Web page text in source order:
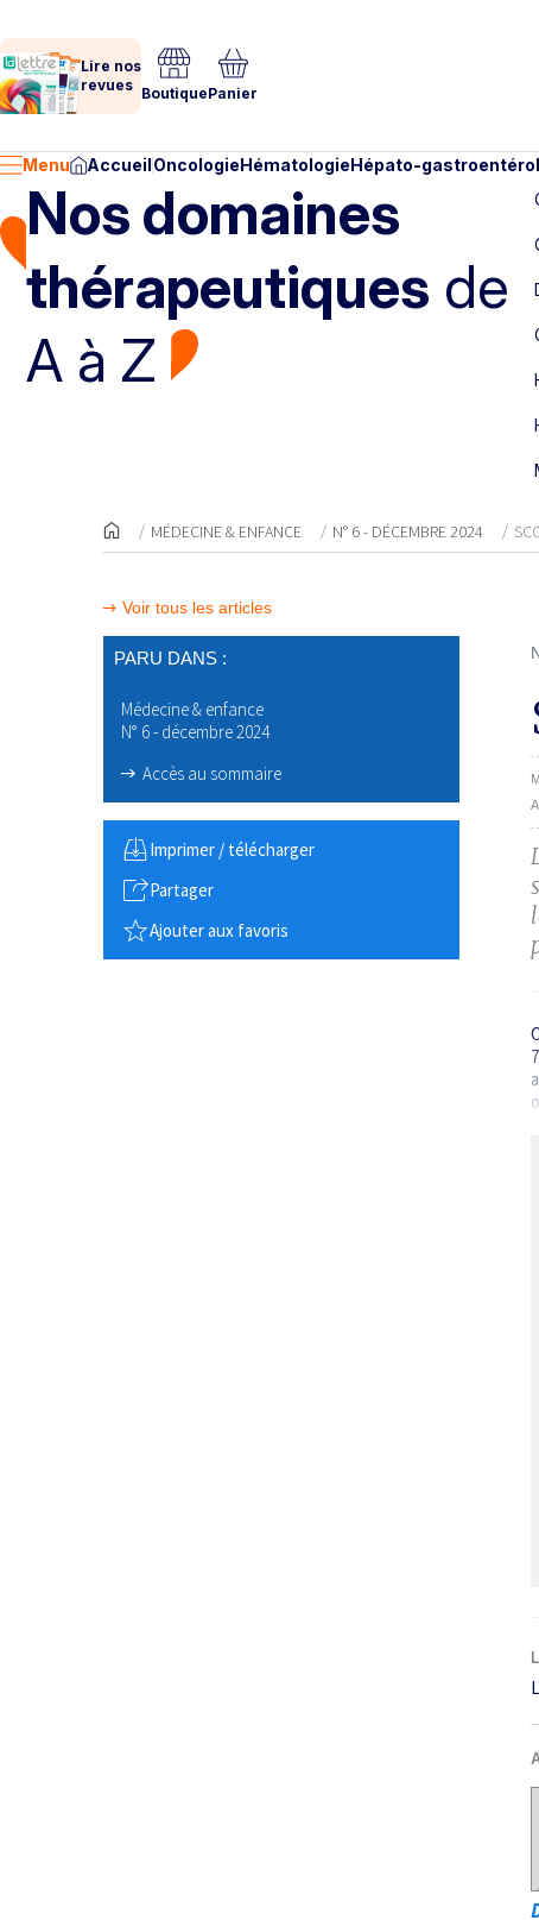
Lire nos
revues BoutiquePanier
Menu AccueilOncologieHématologieHépato-
Nos domaines
thérapeutiques de
A à Z
MÉDECINE & ENFANCE N° 6 - DÉCEMBRE 2024
Voir tous les articles
PARU DANS :
Médecine & enfance
N° 6 - décembre 2024
Accès au sommaire
Imprimer / télécharger
Partager
Ajouter aux favoris